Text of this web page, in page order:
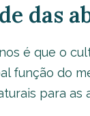
das
é que o
função do
para as